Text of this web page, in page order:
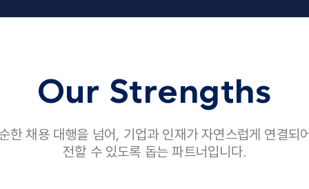
Our Strengths
한 채용 대행을 넘어, 기업과 인재가 자연스럽게 연결되
전할 수 있도록 돕는 파트너입니다.